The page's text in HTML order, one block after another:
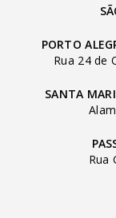
PORTO
Rua 24 de
SANTA
Rua